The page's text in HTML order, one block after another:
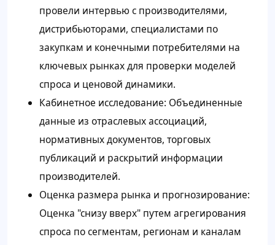
провели интервью с производителями,
дистрибьюторами, специалистами по
закупкам и конечными потребителями на
ключевых рынках для проверки моделей
спроса и ценовой динамики.
Кабинетное исследование: Объединенные
данные из отраслевых ассоциаций,
нормативных документов, торговых
публикаций и раскрытий информации
производителей.
Оценка размера рынка и прогнозирование:
Оценка "снизу вверх" путем агрегирования
спроса по сегментам, регионам и каналам